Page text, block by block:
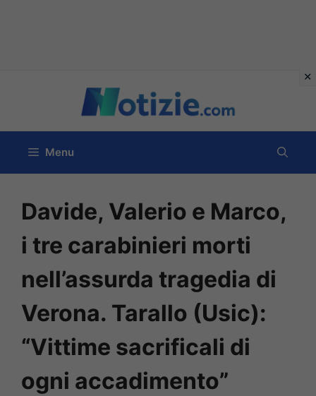
contenuto
Menu
Davide, Valerio e Marco,
i tre carabinieri morti
nell’assurda tragedia di
Verona. Tarallo (Usic):
“Vittime sacrificali di
ogni accadimento”